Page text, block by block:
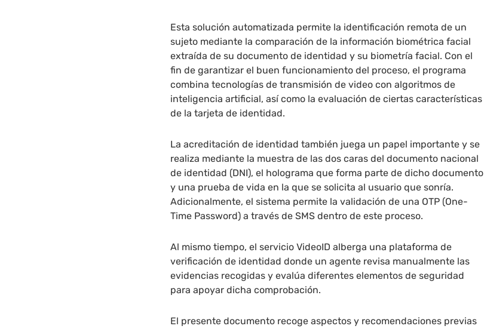
Esta solución automatizada permite la identificación remota de un
sujeto mediante la comparación de la información biométrica facial
extraída de su documento de identidad y su biometría facial. Con el
fin de garantizar el buen funcionamiento del proceso, el programa
combina tecnologías de transmisión de video con algoritmos de
inteligencia artificial, así como la evaluación de ciertas características
de la tarjeta de identidad.
La acreditación de identidad también juega un papel importante y se
realiza mediante la muestra de las dos caras del documento nacional
de identidad (DNI), el holograma que forma parte de dicho documento
y una prueba de vida en la que se solicita al usuario que sonría.
Adicionalmente, el sistema permite la validación de una OTP (One-
Time Password) a través de SMS dentro de este proceso.
Al mismo tiempo, el servicio VideoID alberga una plataforma de
verificación de identidad donde un agente revisa manualmente las
evidencias recogidas y evalúa diferentes elementos de seguridad
para apoyar dicha comprobación.
El presente documento recoge aspectos y recomendaciones previas